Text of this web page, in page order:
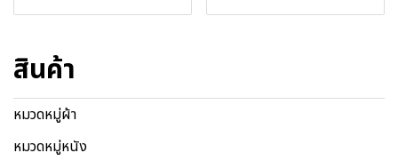
สินค้า
หมวดหมู่ผ้า
หมวดหมู่หนัง